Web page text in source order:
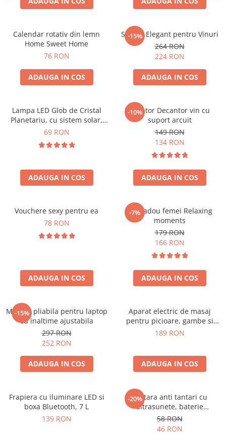
Calendar rotativ din lemn
Home Sweet Home
76 RON
ADAUGA IN COS
-15%
Suport Elegant pentru Vinuri
264 RON
224 RON
ADAUGA IN COS
Lampa LED Glob de Cristal
Planetariu, cu sistem solar,
cadou captivant
69 RON
ADAUGA IN COS
-10%
Aerator Decantor vin cu
suport arcuit
149 RON
134 RON
ADAUGA IN COS
Vouchere sexy pentru ea
78 RON
ADAUGA IN COS
-7%
Set cadou femei Relaxing
moments
179 RON
166 RON
ADAUGA IN COS
-15%
Masuta pliabila pentru laptop
cu inaltime ajustabila
297 RON
252 RON
ADAUGA IN COS
Aparat electric de masaj
pentru picioare, gambe si
brate
189 RON
ADAUGA IN COS
Frapiera cu iluminare LED si
boxa Bluetooth, 7 L
139 RON
-20%
Bratara anti tantari cu
ultrasunete, baterie
reincarcabila 90mAh
58 RON
46 RON